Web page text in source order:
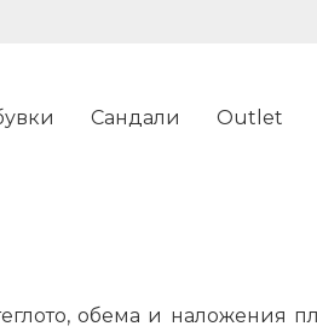
Сандали Outlet
обема и наложения